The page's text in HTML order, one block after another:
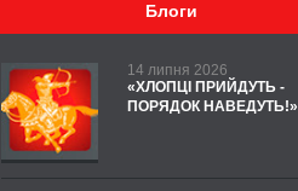
Блоги
14 липня 2026
«ХЛОПЦІ ПРИЙДУТЬ -
ПОРЯДОК НАВЕДУТЬ!»